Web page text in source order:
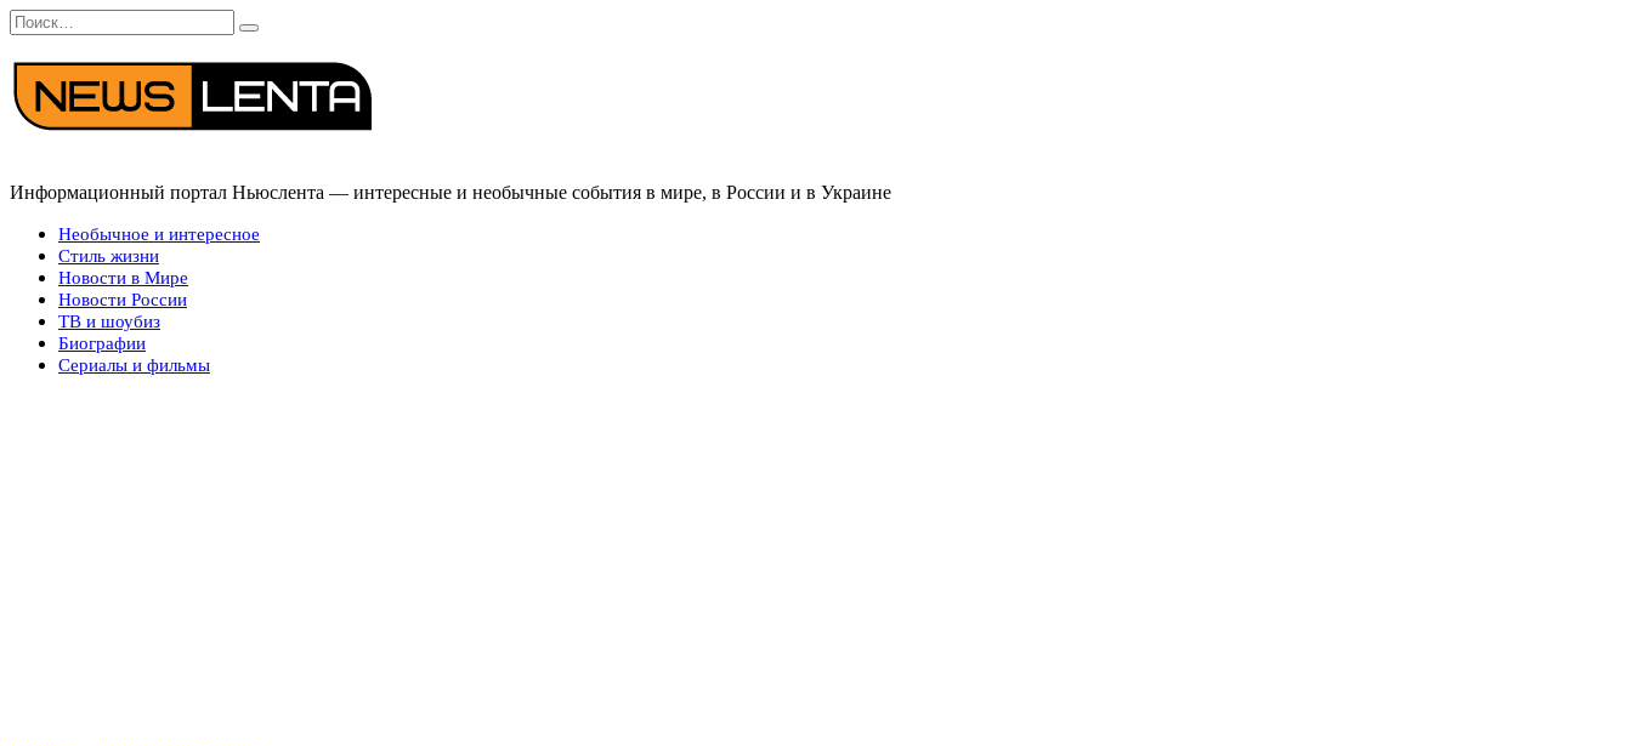
Перейти
к
содержанию
Search
for:
Информационный портал Ньюслента — интересные и необычные события в мире, в России и в Украине
Необычное и интересное
Стиль жизни
Новости в Мире
Новости России
ТВ и шоубиз
Биографии
Сериалы и фильмы